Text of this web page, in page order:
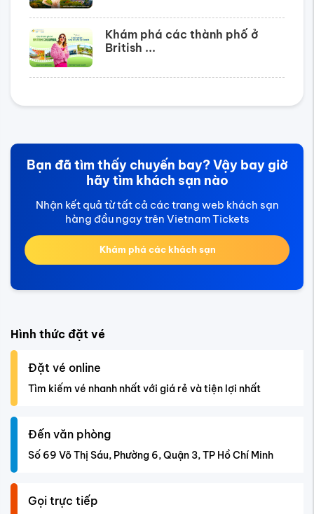
Khám phá các thành phố ở
British ...
Bạn đã tìm thấy chuyến bay? Vậy bay giờ
hãy tìm khách sạn nào
Nhận kết quả từ tất cả các trang web khách sạn
hàng đầu ngay trên Vietnam Tickets
Khám phá các khách sạn
Hình thức đặt vé
Đặt vé online
Tìm kiếm vé nhanh nhất với giá rẻ và tiện lợi nhất
Đến văn phòng
Số 69 Võ Thị Sáu, Phường 6, Quận 3, TP Hồ Chí Minh
Gọi trực tiếp